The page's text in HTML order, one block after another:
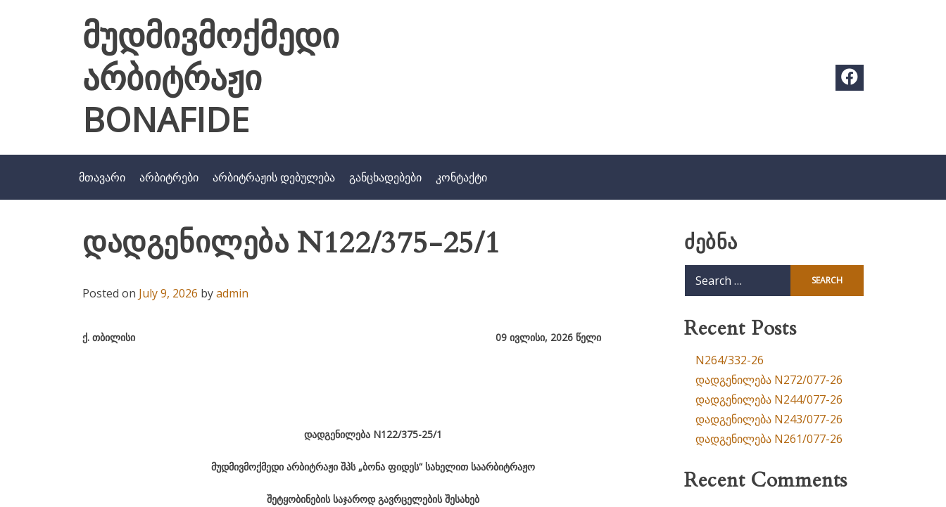
მუდმივმოქმედი
არბიტრაჟი
BONAFIDE
მთავარი არბიტრები არბიტრაჟის დებულება განცხადებები კონტაქტი
დადგენილება N122/375-25/1
Posted on July 9, 2026 byadmin
ქ. თბილისი 09 ივლისი, 2026 წელი
დადგენილება N122/375-25/1
მუდმივმოქმედი არბიტრაჟი შპს „ბონა ფიდეს“ სახელით საარბიტრაჟო
შეტყობინების საჯაროდ გავრცელების შესახებ
ძებნა
Recent Posts
N264/332-26
დადგენილება N272/077-26
დადგენილება N244/077-26
დადგენილება N243/077-26
დადგენილება N261/077-26
Recent Comments